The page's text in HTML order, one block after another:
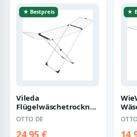
★ Bestpreis
Vileda
Flügelwäschetrockner
Vileda
Wäschetrockner
Standtrockner
OTTO DE
★